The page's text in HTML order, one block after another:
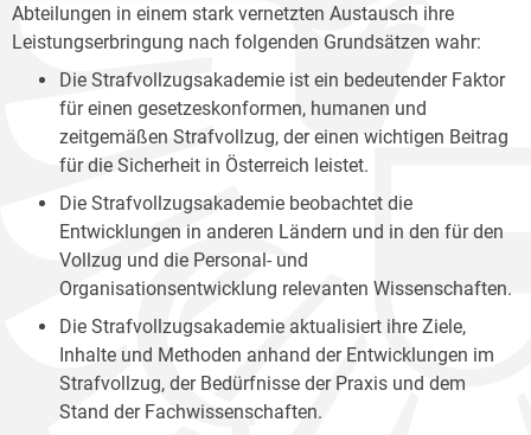
Abteilungen in einem stark vernetzten Austausch ihre
Leistungserbringung nach folgenden Grundsätzen wahr:
Die Strafvollzugsakademie ist ein bedeutender Faktor
für einen gesetzeskonformen, humanen und
zeitgemäßen Strafvollzug, der einen wichtigen Beitrag
für die Sicherheit in Österreich leistet.
Die Strafvollzugsakademie beobachtet die
Entwicklungen in anderen Ländern und in den für den
Vollzug und die Personal- und
Organisationsentwicklung relevanten Wissenschaften.
Die Strafvollzugsakademie aktualisiert ihre Ziele,
Inhalte und Methoden anhand der Entwicklungen im
Strafvollzug, der Bedürfnisse der Praxis und dem
Stand der Fachwissenschaften.